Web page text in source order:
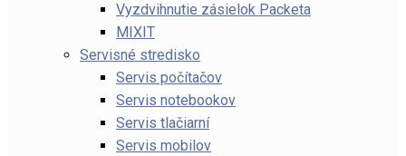
Vyzdvihnutie zásielok Packeta
MIXIT
Servisné stredisko
Servis počítačov
Servis notebookov
Servis tlačiarní
Servis mobilov